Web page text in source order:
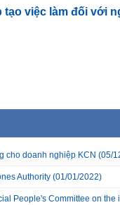
việc làm đối với
cho doanh nghiệp KCN (05/
Authority (01/01/2022)
People's Committee on